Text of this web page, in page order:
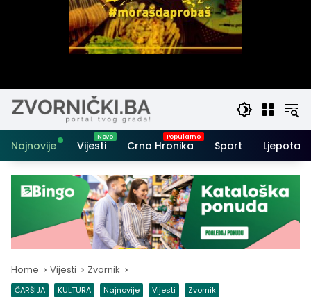
Najnovije Vijesti Crna Hronika Sport Ljepota i
Home Vijesti Zvornik
ČARŠIJA KULTURA Najnovije Vijesti Zvornik